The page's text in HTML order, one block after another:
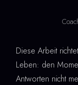
Diese Arbeit
Leben: den
Antworten nicht